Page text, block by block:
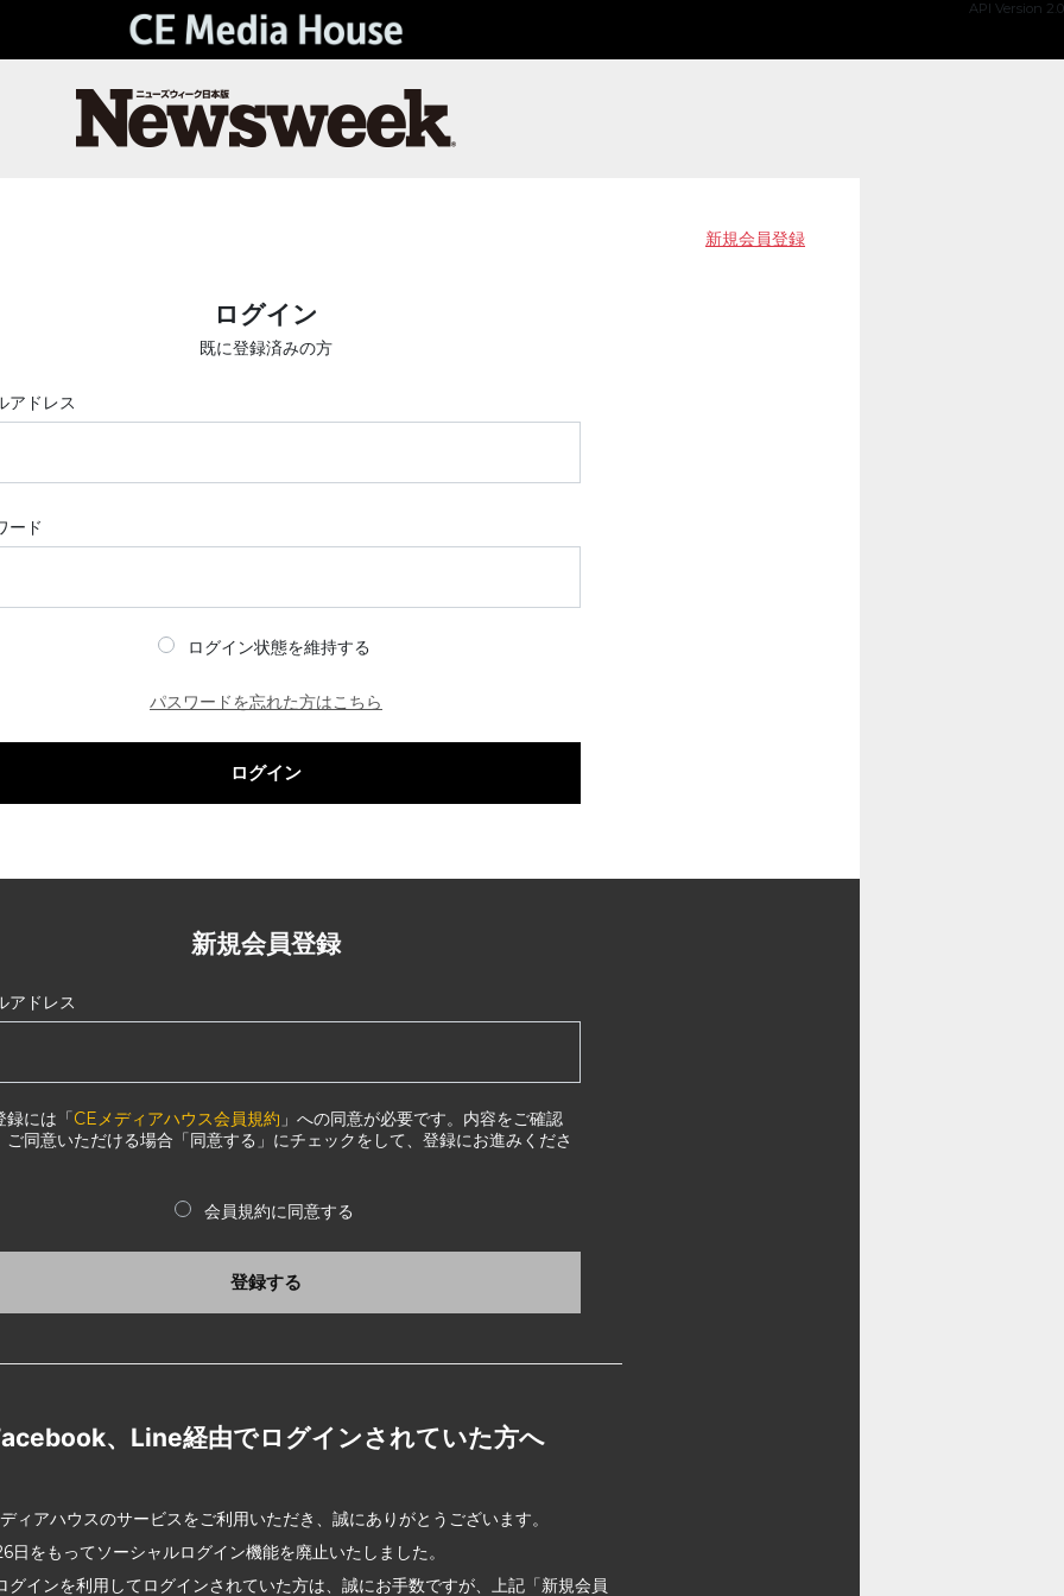
API Version 2.0
新規会員登録
ログイン
既に登録済みの方
アドレス
ード
ログイン状態を維持する
パスワードを忘れた方はこちら
ログイン
新規会員登録
アドレス
録には「CEメディアハウス会員規約 」への同意が必要です。内容をご確認
ご同意いただける場合「同意する」にチェックをして、登録にお進みくださ
会員規約に同意する
登録する
、Line経由でログインされていた方へ
ィアハウスのサービスをご利用いただき、誠にありがとうございます。
日をもってソーシャルログイン機能を廃止いたしました。
グインを利用してログインされていた方は、誠にお手数ですが、上記「新規会員